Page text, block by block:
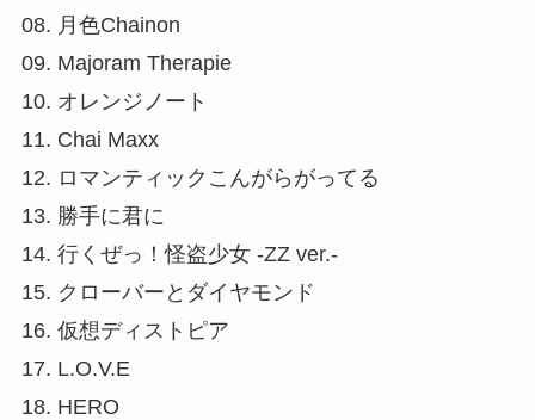
08. 月色Chainon
09. Majoram Therapie
10. オレンジノート
11. Chai Maxx
12. ロマンティックこんがらがってる
13. 勝手に君に
14. 行くぜっ！怪盗少女 -ZZ ver.-
15. クローバーとダイヤモンド
16. 仮想ディストピア
17. L.O.V.E
18. HERO